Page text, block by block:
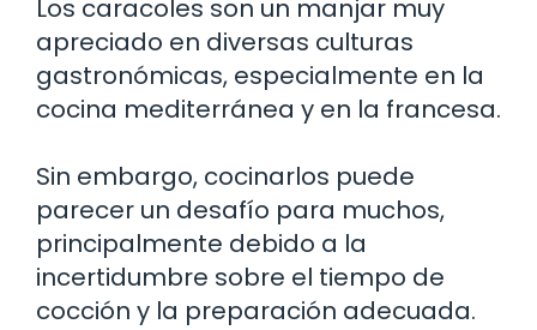
Los caracoles son un manjar muy
apreciado en diversas culturas
gastronómicas, especialmente en la
cocina mediterránea y en la francesa.
Sin embargo, cocinarlos puede
parecer un desafío para muchos,
principalmente debido a la
incertidumbre sobre el tiempo de
cocción y la preparación adecuada.